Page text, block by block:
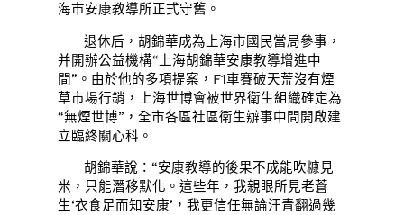
海市安康教導所正式守舊。
退休后，胡錦華成為上海市國民當局參事，
并開辦公益機構“上海胡錦華安康教導增進中
間”。由於他的多項提案，F1車賽破天荒沒有煙
草市場行銷，上海世博會被世界衛生組織確定為
“無煙世博”，全市各區社區衛生辦事中間開啟建
立臨終關心科。
胡錦華說：“安康教導的後果不成能吹糠見
米，只能潛移默化。這些年，我親眼所見老蒼
生‘衣食足而知安康’，我更信任無論汗青翻過幾